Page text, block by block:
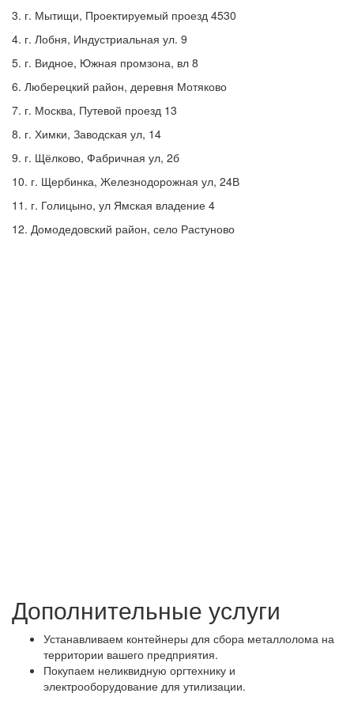
3. г. Мытищи, Проектируемый проезд 4530
4. г. Лобня, Индустриальная ул. 9
5. г. Видное, Южная промзона, вл 8
6. Люберецкий район, деревня Мотяково
7. г. Москва, Путевой проезд 13
8. г. Химки, Заводская ул, 14
9. г. Щёлково, Фабричная ул, 2б
10. г. Щербинка, Железнодорожная ул, 24В
11. г. Голицыно, ул Ямская владение 4
12. Домодедовский район, село Растуново
Дополнительные услуги
Устанавливаем контейнеры для сбора металлолома на
территории вашего предприятия.
Покупаем неликвидную оргтехнику и
электрооборудование для утилизации.